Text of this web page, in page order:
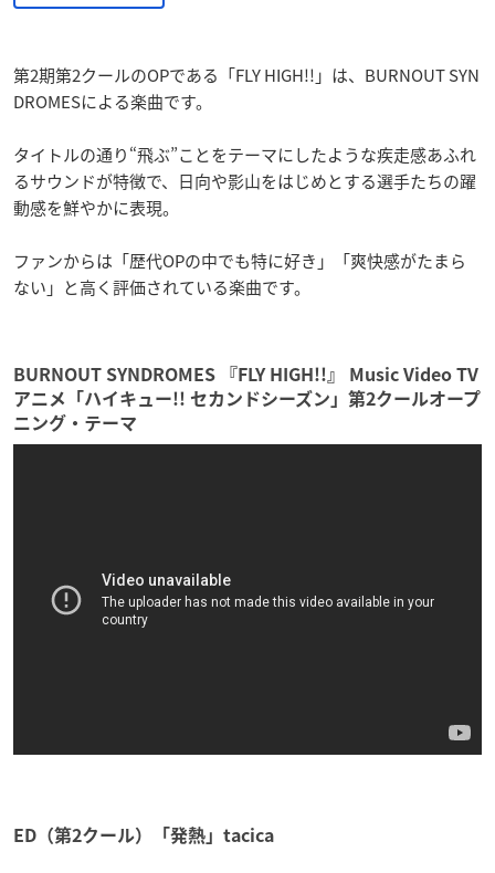
第2期第2クールのOPである「FLY HIGH!!」は、BURNOUT SYN
DROMESによる楽曲です。
タイトルの通り“飛ぶ”ことをテーマにしたような疾走感あふれ
るサウンドが特徴で、日向や影山をはじめとする選手たちの躍
動感を鮮やかに表現。
ファンからは「歴代OPの中でも特に好き」「爽快感がたまら
ない」と高く評価されている楽曲です。
BURNOUT SYNDROMES 『FLY HIGH!!』 Music Video TV
アニメ「ハイキュー!! セカンドシーズン」第2クールオープ
ニング・テーマ
ED（第2クール）「発熱」tacica